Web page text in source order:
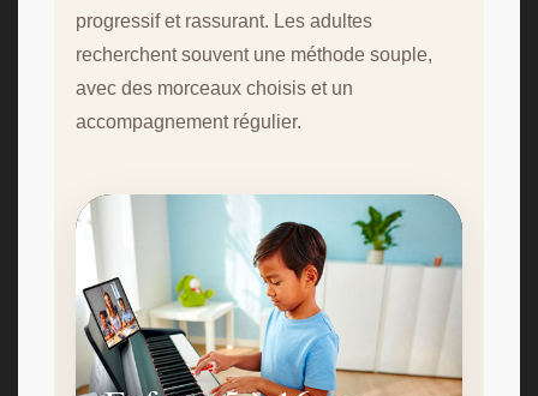
progressif et rassurant. Les adultes
recherchent souvent une méthode souple,
avec des morceaux choisis et un
accompagnement régulier.